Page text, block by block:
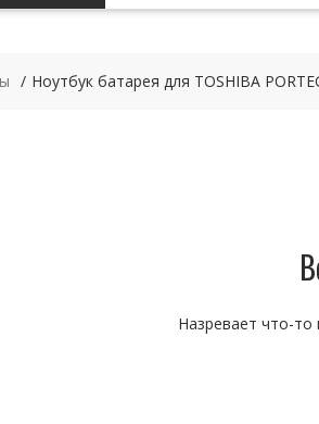
Ноутбук батарея для TOSHIBA
Назревает что-то